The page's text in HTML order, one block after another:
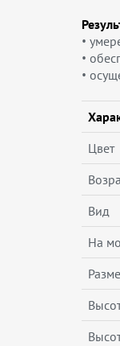
•
•
•
Цвет
Вид
На